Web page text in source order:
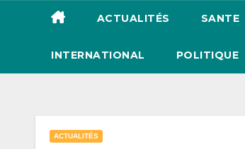
ACTUALITÉS SANTE
INTERNATIONAL POLITIQUE
ACTUALITÉS